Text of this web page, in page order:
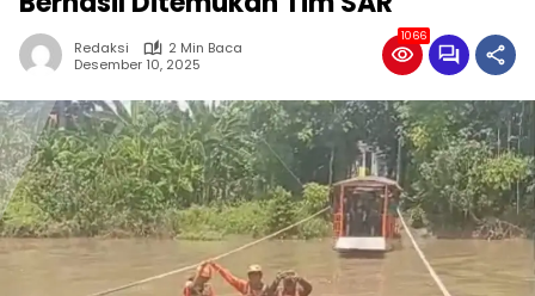
Redaksi
2 Min Baca
Desember 10, 2025
1066